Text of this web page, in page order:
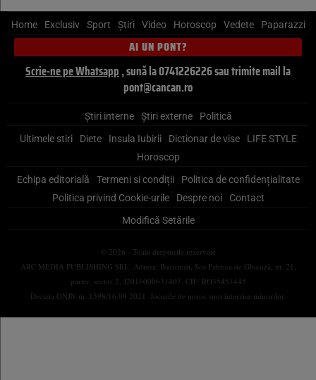
Home Exclusiv Sport Știri Video Horoscop Vedete Paparazzi
AI UN PONT?
Scrie-ne pe Whatsapp, sună la 0741226226 sau trimite mail la
pont@cancan.ro
Știri interne Știri externe
Politică
Ultimele stiri
Diete Insula Iubirii Dictionar de vise
LIFE STYLE
Horoscop
Echipa editorială
Termeni si condiții
Politica de confidențialitate
Politica privind Cookie-urile
Despre noi
Contact
Modifică Setările
© 2026 - Toate drepturile rezervate
ARC MEDIA PUBLISHING SRL, Adresa: București, Sos Fabrica de Glucoză, nr. 21,
parter, sector 2, J2016000631407, CIF: RO35451445
Decizia ONJN nr. 1598/16.09.2021. Jocurile de noroc sunt interzise minorilor.